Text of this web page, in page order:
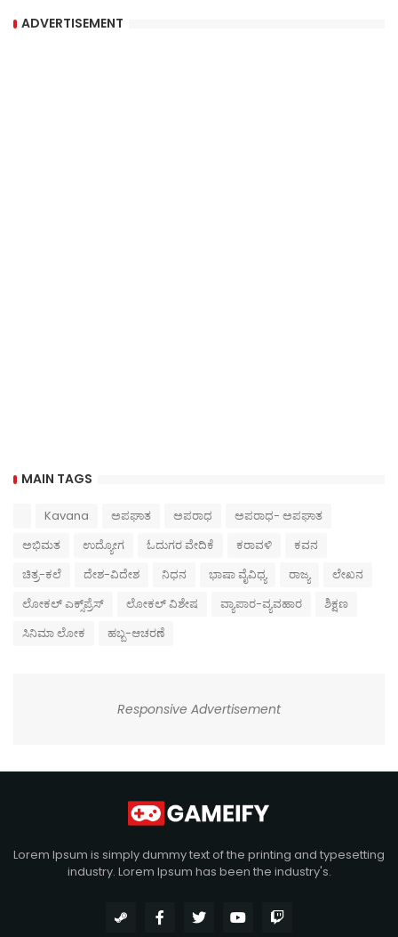
ADVERTISEMENT
MAIN TAGS
Kavana ಅಪಘಾತ ಅಪರಾಧ
ಅಪರಾಧ- ಅಪಘಾತ
ಅಭಿಮತ
ಉದ್ಯೋಗ ಓದುಗರ ವೇದಿಕೆ ಕರಾವಳಿ
ಕವನ
ಚಿತ್ರ-ಕಲೆ
ದೇಶ-ವಿದೇಶ ನಿಧನ ಭಾಷಾ ವೈವಿಧ್ಯ ರಾಜ್ಯ
ಲೇಖನ
ಲೋಕಲ್ ಎಕ್ಸ್‌ಪ್ರೆಸ್
ಲೋಕಲ್ ವಿಶೇಷ ವ್ಯಾಪಾರ-ವ್ಯವಹಾರ
ಶಿಕ್ಷಣ
ಸಿನಿಮಾ ಲೋಕ
ಹಬ್ಬ-ಆಚರಣೆ
Responsive Advertisement
Lorem Ipsum is simply dummy text of the printing and typesetting
industry. Lorem Ipsum has been the industry's.